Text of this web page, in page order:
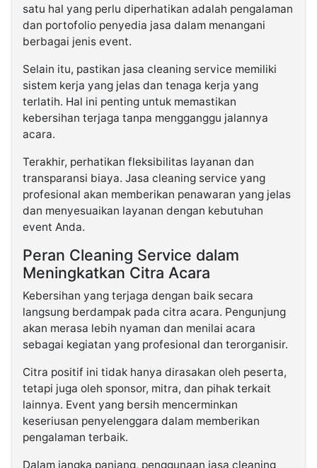
satu hal yang perlu diperhatikan adalah pengalaman
dan portofolio penyedia jasa dalam menangani
berbagai jenis event.
Selain itu, pastikan jasa cleaning service memiliki
sistem kerja yang jelas dan tenaga kerja yang
terlatih. Hal ini penting untuk memastikan
kebersihan terjaga tanpa mengganggu jalannya
acara.
Terakhir, perhatikan fleksibilitas layanan dan
transparansi biaya. Jasa cleaning service yang
profesional akan memberikan penawaran yang jelas
dan menyesuaikan layanan dengan kebutuhan
event Anda.
Peran Cleaning Service dalam
Meningkatkan Citra Acara
Kebersihan yang terjaga dengan baik secara
langsung berdampak pada citra acara. Pengunjung
akan merasa lebih nyaman dan menilai acara
sebagai kegiatan yang profesional dan terorganisir.
Citra positif ini tidak hanya dirasakan oleh peserta,
tetapi juga oleh sponsor, mitra, dan pihak terkait
lainnya. Event yang bersih mencerminkan
keseriusan penyelenggara dalam memberikan
pengalaman terbaik.
Dalam jangka panjang, penggunaan jasa cleaning